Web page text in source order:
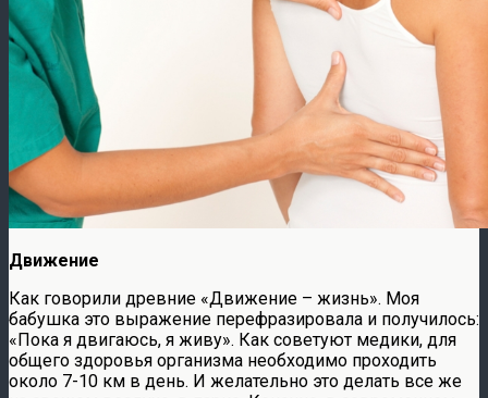
Движение
Как говорили древние «Движение – жизнь». Моя
бабушка это выражение перефразировала и получилось:
«Пока я двигаюсь, я живу». Как советуют медики, для
общего здоровья организма необходимо проходить
около 7-10 км в день. И желательно это делать все же